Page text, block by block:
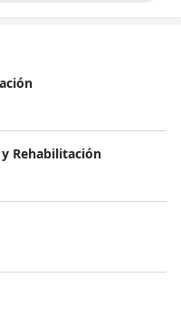
Rehabilitación